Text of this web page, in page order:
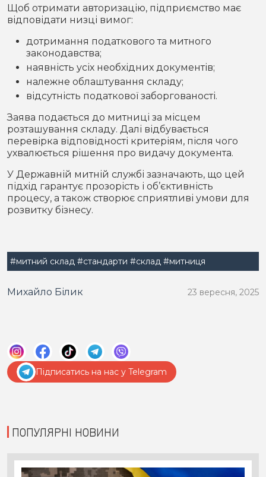
Щоб отримати авторизацію, підприємство має
відповідати низці вимог:
дотримання податкового та митного
законодавства;
наявність усіх необхідних документів;
належне облаштування складу;
відсутність податкової заборгованості.
Заява подається до митниці за місцем
розташування складу. Далі відбувається
перевірка відповідності критеріям, після чого
ухвалюється рішення про видачу документа.
У Державній митній службі зазначають, що цей
підхід гарантує прозорість і об’єктивність
процесу, а також створює сприятливі умови для
розвитку бізнесу.
#митний склад #стандарти #склад #митниця
Михайло Білик 23 вересня, 2025
Підписатись на нас у Telegram
ПОПУЛЯРНІ НОВИНИ